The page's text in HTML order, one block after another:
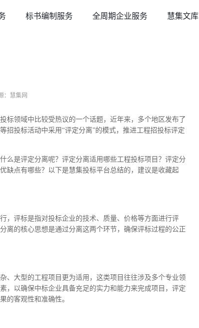
标书编制服务 全周期企业服务 慧集文库
：慧集网
标领域中比较受热议的一个话题，近年来，多个地区发布了
招投标活动中采用“评定分离”的模式，推进工程招投标评定
么是评定分离呢？评定分离适用哪些工程投标项目？评定分
缺点有哪些？以下是慧集投标平台总结的，建议是收藏起
，评标是指对投标企业的技术、质量、价格等方面进行评
离的核心思想是通过分离这两个环节，确保评标过程的公正
、大型的工程项目更为适用，这类项目往往涉及多个专业领
，以确保中标企业具备充足的实力和能力来完成项目，评定
的客观性和准确性。